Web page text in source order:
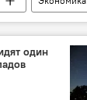
один